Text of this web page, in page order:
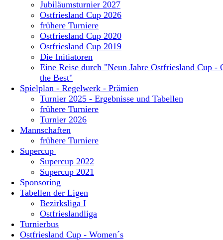
Jubiläumsturnier 2027
Ostfriesland Cup 2026
frühere Turniere
Ostfriesland Cup 2020
Ostfriesland Cup 2019
Die Initiatoren
Eine Reise durch "Neun Jahre Ostfriesland Cup -
the Best"
Spielplan - Regelwerk - Prämien
Turnier 2025 - Ergebnisse und Tabellen
frühere Turniere
Turnier 2026
Mannschaften
frühere Turniere
Supercup
Supercup 2022
Supercup 2021
Sponsoring
Tabellen der Ligen
Bezirksliga I
Ostfrieslandliga
Turnierbus
Ostfriesland Cup - Women´s